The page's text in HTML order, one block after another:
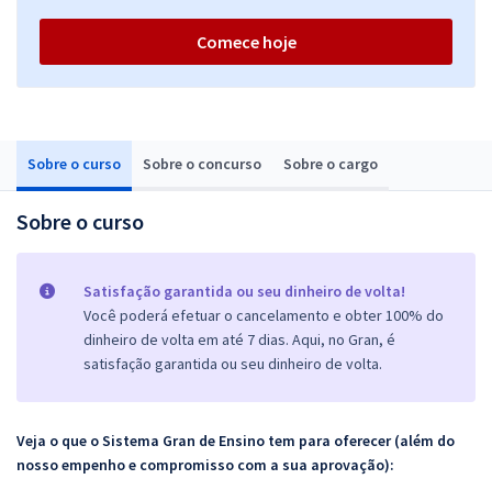
Sobre o curso Sobre o concurso Sobre o cargo
Sobre o curso
Satisfação garantida ou seu dinheiro de volta!
Você poderá efetuar o cancelamento e obter 100% do
dinheiro de volta em até 7 dias. Aqui, no Gran, é
satisfação garantida ou seu dinheiro de volta.
Veja o que o Sistema Gran de Ensino tem para oferecer (além do
nosso empenho e compromisso com a sua aprovação):
Comece hoje